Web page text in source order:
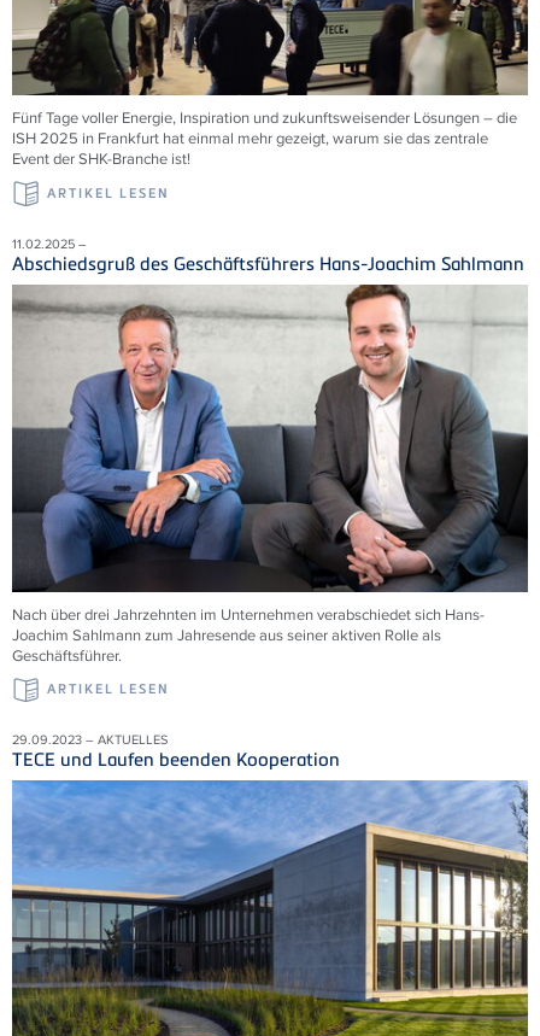
Fünf Tage voller Energie, Inspiration und zukunftsweisender Lösungen – die
ISH 2025 in Frankfurt hat einmal mehr gezeigt, warum sie das zentrale
Event der SHK-Branche ist!
ARTIKEL LESEN
11.02.2025 –
Abschiedsgruß des Geschäftsführers Hans-Joachim Sahlmann
Nach über drei Jahrzehnten im Unternehmen verabschiedet sich Hans-
Joachim Sahlmann zum Jahresende aus seiner aktiven Rolle als
Geschäftsführer.
ARTIKEL LESEN
29.09.2023 – AKTUELLES
TECE und Laufen beenden Kooperation